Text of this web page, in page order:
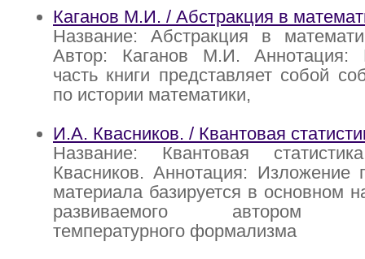
Каганов М.И. / Абстракция в
Название: Абстракция в
Автор: Каганов М.И. Аннотация:
часть книги представляет собой
по истории математики,
И.А. Квасников. / Квантовая
Название: Квантовая
Квасников. Аннотация: Изложение
материала базируется в основном
развиваемого автором
температурного формализма